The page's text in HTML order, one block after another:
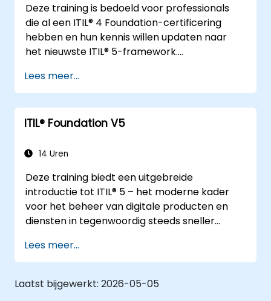
Deze training is bedoeld voor professionals
die al een ITIL® 4 Foundation-certificering
hebben en hun kennis willen updaten naar
het nieuwste ITIL® 5-framework.
overgang, waarbij de belangrijkste verschillen,
nieuwe concepten en uitgebreide praktijken
binnen ITIL® 5 worden belicht.
Lees meer...
ITIL® Foundation V5
14 Uren
Deze training biedt een uitgebreide
introductie tot ITIL® 5 – het moderne kader
voor het beheer van digitale producten en
diensten in tegenwoordig steeds sneller
krijgen zo een solide begrip van de manier
waarop organisaties waarde creëren via
effectief servicemanagement en
samenwerking.
Lees meer...
Laatst bijgewerkt: 2026-05-05